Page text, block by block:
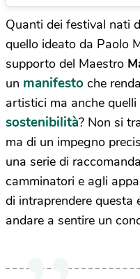
Quanti dei festival nati
quello ideato da Paolo
supporto del Maestro
un manifesto che
artistici ma anche
sostenibilità? Non si
ma di un impegno
una serie di
camminatori e agli
di intraprendere questa
andare a sentire un